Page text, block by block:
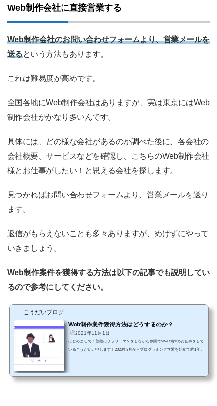
Web制作会社に直接営業する
Web制作会社のお問い合わせフォームより、営業メールを
送るという方法もあります。
これは難易度が高めです。
全国各地にWeb制作会社はありますが、実は東京にはWeb
制作会社がかなり多いんです。
具体には、どの様な会社があるのか調べた後に、各会社の
会社概要、サービスなどを確認し、こちらのWeb制作会社
様とお仕事がしたい！と思える会社を探します。
見つかればお問い合わせフォームより、営業メールを送り
ます。
返信がもらえないことも多々ありますが、めげずにやって
いきましょう。
Web制作案件を獲得する方法は以下の記事でも説明してい
るので参考にしてください。
こうだいブログ
Web制作案件獲得方法はどうするのか？
2021年11月1日
はじめまして！普段はサラリーマンをしながら副業でWeb制作のお仕事をして
いるこうだいと申します！2020年3月からプログラミング学習を始めて約1年半
プロゲート デイトラ（スクール）をメインに勉強を進めていきました。 営業